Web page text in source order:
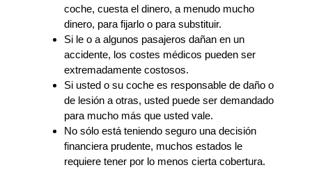
coche, cuesta el dinero, a menudo mucho
dinero, para fijarlo o para substituir.
Si le o a algunos pasajeros dañan en un
accidente, los costes médicos pueden ser
extremadamente costosos.
Si usted o su coche es responsable de daño o
de lesión a otras, usted puede ser demandado
para mucho más que usted vale.
No sólo está teniendo seguro una decisión
financiera prudente, muchos estados le
requiere tener por lo menos cierta cobertura.